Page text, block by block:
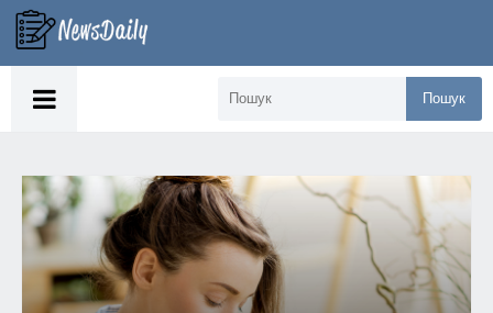
Пошук